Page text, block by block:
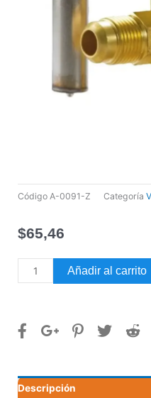
Código A-0091-Z Categoría
$65,46
VALVULA
DE
TEF2
ECUALIZADOR
EXTERNO
Añadir al carrito
Descripción